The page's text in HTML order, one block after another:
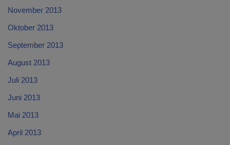
November 2013
Oktober 2013
September 2013
August 2013
Juli 2013
Juni 2013
Mai 2013
April 2013